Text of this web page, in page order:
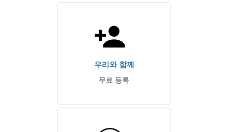
우리와 함께
무료 등록